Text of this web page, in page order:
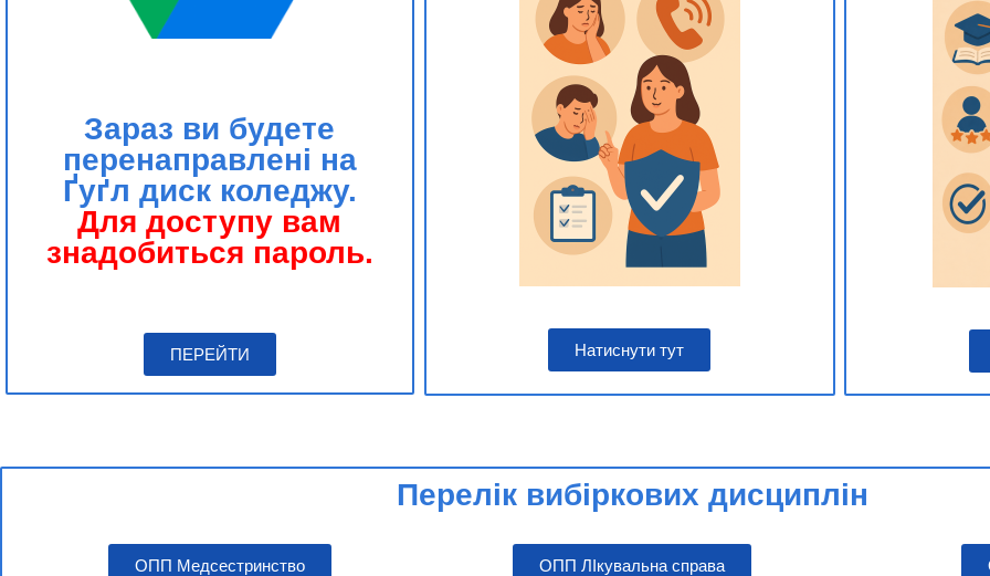
Зараз ви будете
перенаправлені на
Ґуґл диск коледжу.
Для доступу вам
знадобиться пароль.
ПЕРЕЙТИ Натиснути тут
Перелік вибіркових дисциплін
ОПП Медсестринство ОПП ЛІкувальна справа